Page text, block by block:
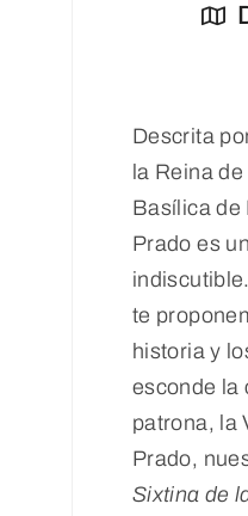
Descrita
la Reina
Basílica de
Prado es
te
historia y
esconde la
patrona, la
Prado,
Sixtina de